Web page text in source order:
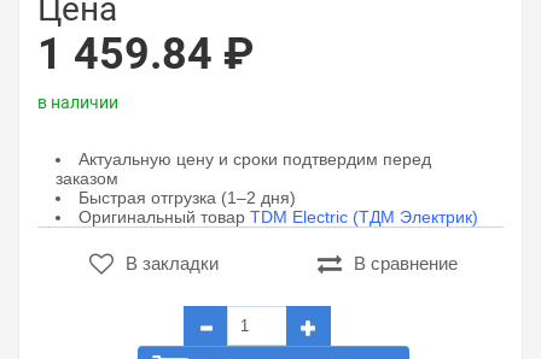
Цена
1 459.84 ₽
в наличии
Актуальную цену и сроки подтвердим перед
заказом
Быстрая отгрузка (1–2 дня)
Оригинальный товар TDM Electric (ТДМ Электрик)
В закладки В сравнение